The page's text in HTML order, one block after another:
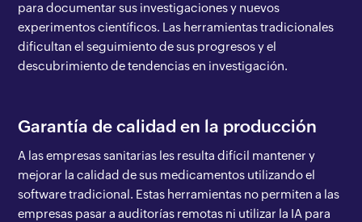
para documentar sus investigaciones y nuevos
experimentos científicos. Las herramientas tradicionales
dificultan el seguimiento de sus progresos y el
descubrimiento de tendencias en investigación.
Garantía de calidad en la producción
A las empresas sanitarias les resulta difícil mantener y
mejorar la calidad de sus medicamentos utilizando el
software tradicional. Estas herramientas no permiten a las
empresas pasar a auditorías remotas ni utilizar la IA para